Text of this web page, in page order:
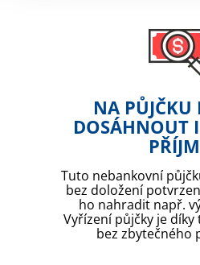
NA PŮJČKU
DOSÁHNOUT
Tuto nebankovní
bez doložení
ho nahradit např.
Vyřízení půjčky je
bez zbytečného